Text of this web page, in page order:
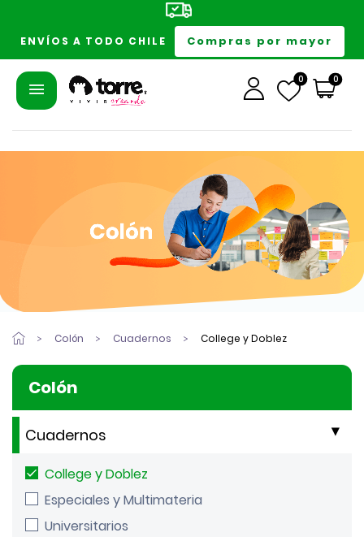
ENVÍOS A TODO CHILE Compras por mayor
0 0
Colón Cuadernos College y Doblez
Colón
College y Doblez
Especiales y Multimateria
Universitarios
Cuadernos